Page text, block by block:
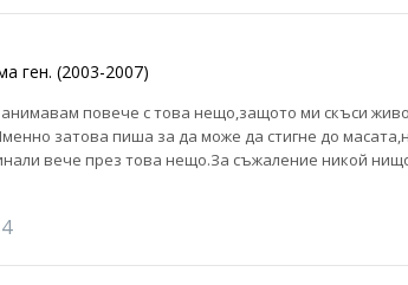
ген. (2003-2007)
повече с това нещо,защото ми скъси
затова пиша за да може да стигне до
вече през това нещо.За съжаление никой
4